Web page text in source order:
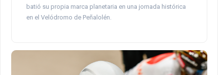
batió su propia marca planetaria en una jornada histórica
en el Velódromo de Peñalolén.